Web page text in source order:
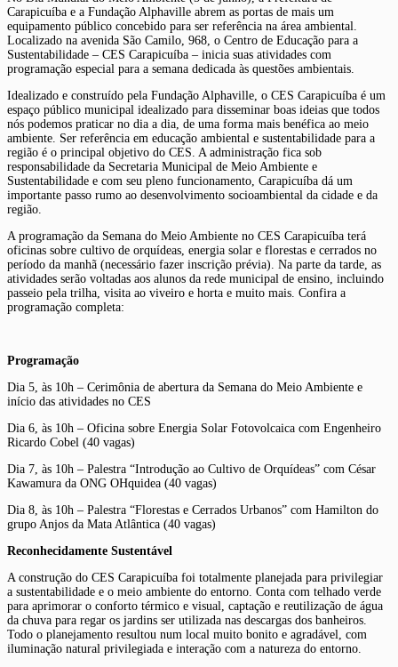
Carapicuíba e a Fundação Alphaville abrem as portas de mais um
equipamento público concebido para ser referência na área ambiental.
Localizado na avenida São Camilo, 968, o Centro de Educação para a
Sustentabilidade – CES Carapicuíba – inicia suas atividades com
programação especial para a semana dedicada às questões ambientais.
Idealizado e construído pela Fundação Alphaville, o CES Carapicuíba é um
espaço público municipal idealizado para disseminar boas ideias que todos
nós podemos praticar no dia a dia, de uma forma mais benéfica ao meio
ambiente. Ser referência em educação ambiental e sustentabilidade para a
região é o principal objetivo do CES. A administração fica sob
responsabilidade da Secretaria Municipal de Meio Ambiente e
Sustentabilidade e com seu pleno funcionamento, Carapicuíba dá um
importante passo rumo ao desenvolvimento socioambiental da cidade e da
região.
A programação da Semana do Meio Ambiente no CES Carapicuíba terá
oficinas sobre cultivo de orquídeas, energia solar e florestas e cerrados no
período da manhã (necessário fazer inscrição prévia). Na parte da tarde, as
atividades serão voltadas aos alunos da rede municipal de ensino, incluindo
passeio pela trilha, visita ao viveiro e horta e muito mais. Confira a
programação completa:
Programação
Dia 5, às 10h – Cerimônia de abertura da Semana do Meio Ambiente e
início das atividades no CES
Dia 6, às 10h – Oficina sobre Energia Solar Fotovolcaica com Engenheiro
Ricardo Cobel (40 vagas)
Dia 7, às 10h – Palestra “Introdução ao Cultivo de Orquídeas” com César
Kawamura da ONG OHquidea (40 vagas)
Dia 8, às 10h – Palestra “Florestas e Cerrados Urbanos” com Hamilton do
grupo Anjos da Mata Atlântica (40 vagas)
Reconhecidamente Sustentável
A construção do CES Carapicuíba foi totalmente planejada para privilegiar
a sustentabilidade e o meio ambiente do entorno. Conta com telhado verde
para aprimorar o conforto térmico e visual, captação e reutilização de água
da chuva para regar os jardins ser utilizada nas descargas dos banheiros.
Todo o planejamento resultou num local muito bonito e agradável, com
iluminação natural privilegiada e interação com a natureza do entorno.